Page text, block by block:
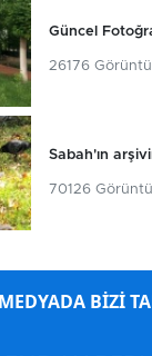
Güncel
26176
Sabah'ın
70126
BİZİ